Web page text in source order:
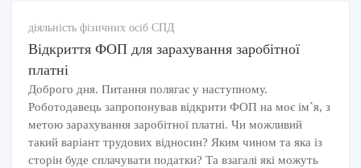
діяльність фізичних осіб СПД
Відкриття ФОП для зарахування заробітної
платні
Доброго дня. Питання полягає у наступному.
Роботодавець запропонував відкрити ФОП на моє ім`я, з
метою зарахування заробітної платні. Чи можливий
такий варіант трудових відносин? Яким чином та яка із
сторін буде сплачувати податки? Та взагалі які можуть